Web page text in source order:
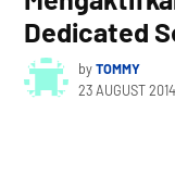
Dedicated
byTOMMY
23 AUGUST 2014